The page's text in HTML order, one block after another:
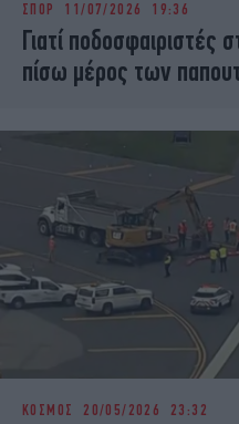
iBOOKS
OSCARS
MEDIA
NEWSLETTER
ΣΠΟΡ 11/07/2026 19:36
Γιατί ποδοσφαιριστές
πίσω μέρος των
ΚΟΣΜΟΣ 20/05/2026 23:32